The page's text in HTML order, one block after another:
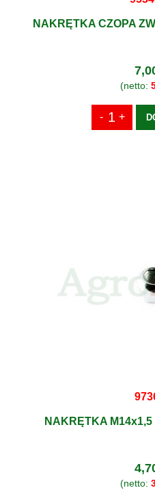
NAKRĘTKA CZOPA
(netto:
NAKRĘTKA
(netto: